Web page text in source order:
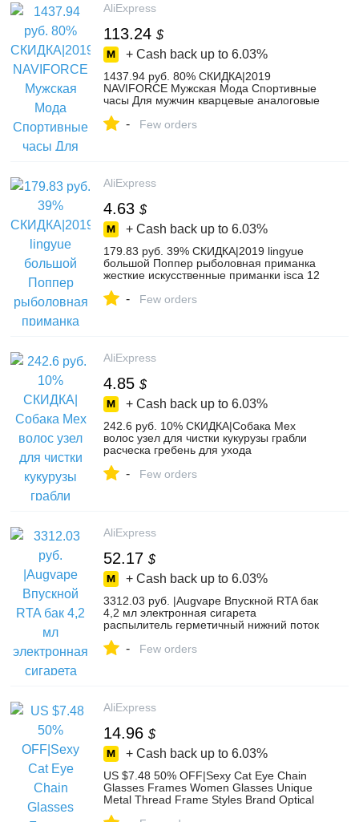
AliExpress
113.24 $
+ Cash back up to 6.03%
1437.94 руб. 80% СКИДКА|2019
NAVIFORCE Мужская Мода Спортивные
часы Для мужчин кварцевые аналоговые
Водонепроницаемый часы Relogio
- Few orders
AliExpress
4.63 $
+ Cash back up to 6.03%
179.83 руб. 39% СКИДКА|2019 lingyue
большой Поппер рыболовная приманка
жесткие искусственные приманки isca 12
крючок для рыбной ловли Щука
- Few orders
AliExpress
4.85 $
+ Cash back up to 6.03%
242.6 руб. 10% СКИДКА|Собака Мех
волос узел для чистки кукурузы грабли
расческа гребень для ухода
Cachorro Chien Perros Honden Hond
- Few orders
AliExpress
52.17 $
+ Cash back up to 6.03%
3312.03 руб. |Augvape Впускной RTA бак
4,2 мл электронная сигарета
распылитель герметичный нижний поток
24 мм RTA танк-in Атомайзеры
- Few orders
AliExpress
14.96 $
+ Cash back up to 6.03%
US $7.48 50% OFF|Sexy Cat Eye Chain
Glasses Frames Women Glasses Unique
Metal Thread Frame Styles Brand Optical